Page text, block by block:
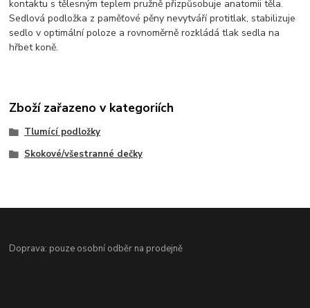
kontaktu s tělesným teplem pružně přizpůsobuje anatomii těla.
Sedlová podložka z paměťové pěny nevytváří protitlak, stabilizuje
sedlo v optimální poloze a rovnoměrně rozkládá tlak sedla na
hřbet koně.
Zboží zařazeno v kategoriích
Tlumící podložky
Skokové/všestranné dečky
Doprava: pouze osobní odběr na prodejně